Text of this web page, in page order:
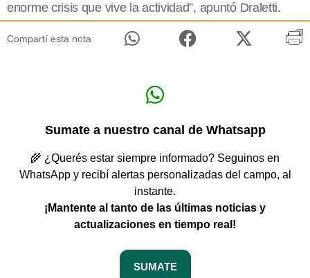
enorme crisis que vive la actividad”, apuntó Draletti.
Compartí esta nota
Sumate a nuestro canal de Whatsapp
🌾 ¿Querés estar siempre informado? Seguinos en
WhatsApp y recibí alertas personalizadas del campo, al
instante.
¡Mantente al tanto de las últimas noticias y
actualizaciones en tiempo real!
SUMATE